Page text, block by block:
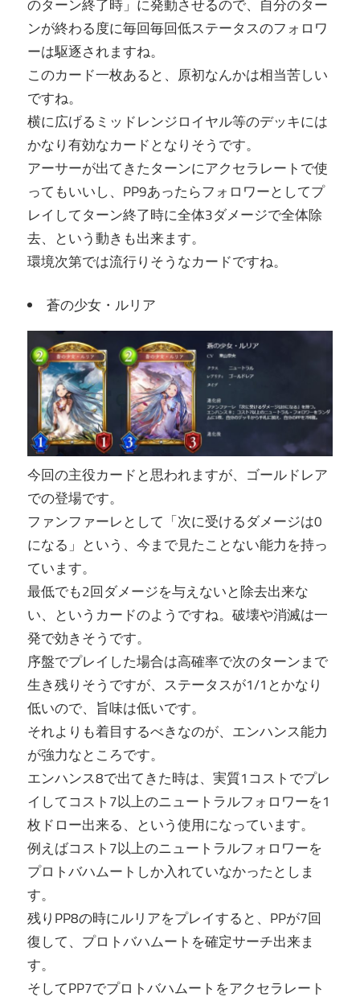
のターン終了時」に発動させるので、自分のター
ンが終わる度に毎回毎回低ステータスのフォロワ
ーは駆逐されますね。
このカード一枚あると、原初なんかは相当苦しい
ですね。
横に広げるミッドレンジロイヤル等のデッキには
かなり有効なカードとなりそうです。
アーサーが出てきたターンにアクセラレートで使
ってもいいし、PP9あったらフォロワーとしてプ
レイしてターン終了時に全体3ダメージで全体除
去、という動きも出来ます。
環境次第では流行りそうなカードですね。
蒼の少女・ルリア
今回の主役カードと思われますが、ゴールドレア
での登場です。
ファンファーレとして「次に受けるダメージは0
になる」という、今まで見たことない能力を持っ
ています。
最低でも2回ダメージを与えないと除去出来な
い、というカードのようですね。破壊や消滅は一
発で効きそうです。
序盤でプレイした場合は高確率で次のターンまで
生き残りそうですが、ステータスが1/1とかなり
低いので、旨味は低いです。
それよりも着目するべきなのが、エンハンス能力
が強力なところです。
エンハンス8で出てきた時は、実質1コストでプレ
イしてコスト7以上のニュートラルフォロワーを1
枚ドロー出来る、という使用になっています。
例えばコスト7以上のニュートラルフォロワーを
プロトバハムートしか入れていなかったとしま
す。
残りPP8の時にルリアをプレイすると、PPが7回
復して、プロトバハムートを確定サーチ出来ま
す。
そしてPP7でプロトバハムートをアクセラレート